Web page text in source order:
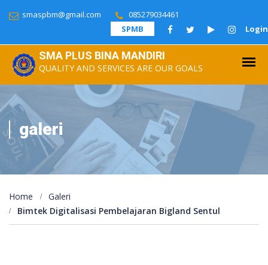
SMA PLUS BINA MANDIRI
QUALITY AND SERVICES ARE OUR GOALS
smaspbm@gmail.com
085279034461
SPMB
Login
galeri
Home
Galeri
Bimtek Digitalisasi Pembelajaran Bigland Sentul